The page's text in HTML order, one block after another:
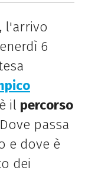
l'arrivo
6
il percorso
passa
e dove è
dei